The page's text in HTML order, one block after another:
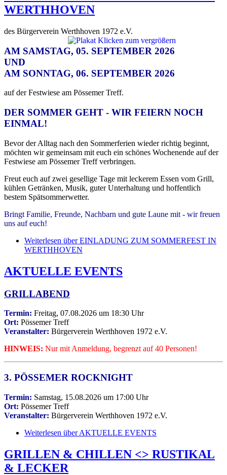
WERTHHOVEN
des Bürgerverein Werthhoven 1972 e.V.
AM SAMSTAG, 05. SEPTEMBER 2026
UND
AM SONNTAG, 06. SEPTEMBER 2026
auf der Festwiese am Pössemer Treff.
DER SOMMER GEHT - WIR FEIERN NOCH
EINMAL!
Bevor der Alltag nach den Sommerferien wieder richtig beginnt,
möchten wir gemeinsam mit euch ein schönes Wochenende auf der
Festwiese am Pössemer Treff verbringen.
Freut euch auf zwei gesellige Tage mit leckerem Essen vom Grill,
kühlen Getränken, Musik, guter Unterhaltung und hoffentlich
bestem Spätsommerwetter.
Bringt Familie, Freunde, Nachbarn und gute Laune mit - wir freuen
uns auf euch!
Weiterlesen über EINLADUNG ZUM SOMMERFEST IN
WERTHHOVEN
AKTUELLE EVENTS
GRILLABEND
Termin: Freitag, 07.08.2026 um 18:30 Uhr
Ort: Pössemer Treff
Veranstalter: Bürgerverein Werthhoven 1972 e.V.
HINWEIS: Nur mit Anmeldung, begrenzt auf 40 Personen!
3. PÖSSEMER ROCKNIGHT
Termin: Samstag, 15.08.2026 um 17:00 Uhr
Ort: Pössemer Treff
Veranstalter: Bürgerverein Werthhoven 1972 e.V.
Weiterlesen über AKTUELLE EVENTS
GRILLEN & CHILLEN <> RUSTIKAL
& LECKER